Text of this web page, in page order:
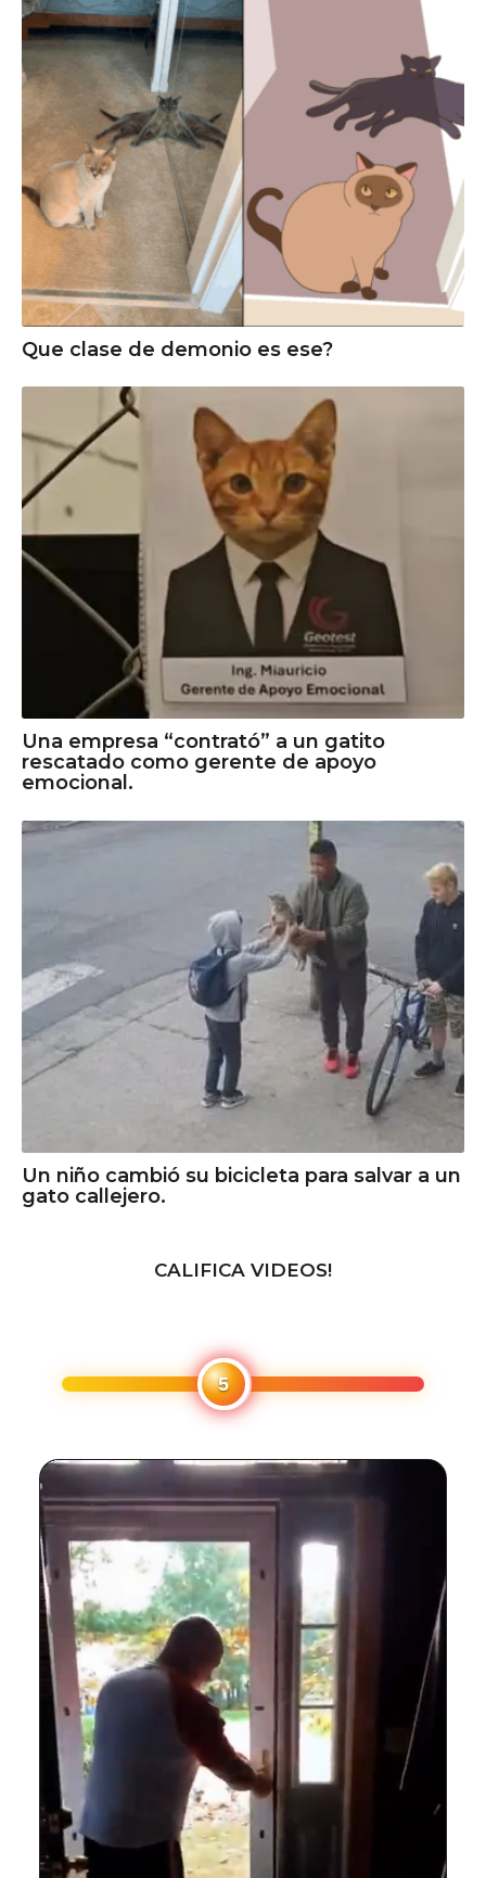
Que clase de demonio es ese?
Una empresa “contrató” a un gatito
rescatado como gerente de apoyo
emocional.
Un niño cambió su bicicleta para salvar a un
gato callejero.
CALIFICA VIDEOS!